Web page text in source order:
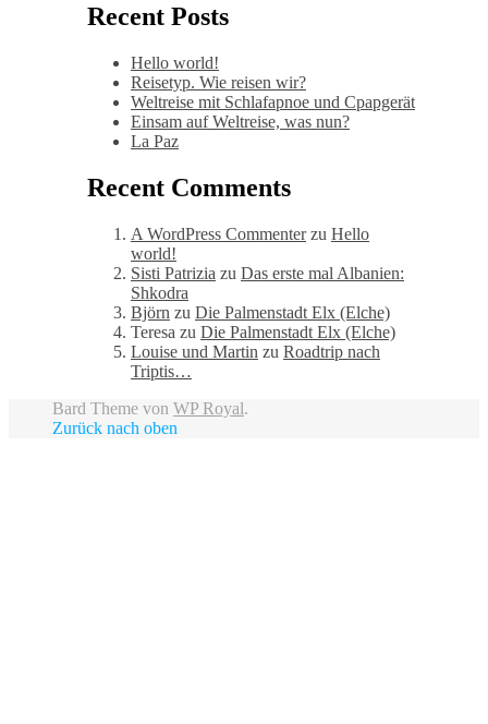
Recent Posts
Hello world!
Reisetyp. Wie reisen wir?
Weltreise mit Schlafapnoe und Cpapgerät
Einsam auf Weltreise, was nun?
La Paz
Recent Comments
A WordPress Commenterzu Hello
world!
Sisti Patrizia zu Das erste mal Albanien:
Shkodra
Björn zu Die Palmenstadt Elx (Elche)
Teresa zu Die Palmenstadt Elx (Elche)
Louise und Martin zu Roadtrip nach
Triptis…
Bard Theme von WP Royal.
Zurück nach oben